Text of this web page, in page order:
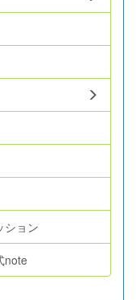
ション
note